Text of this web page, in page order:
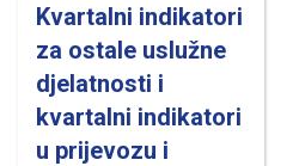
Kvartalni indikatori
za ostale uslužne
djelatnosti i
kvartalni indikatori
u prijevozu i